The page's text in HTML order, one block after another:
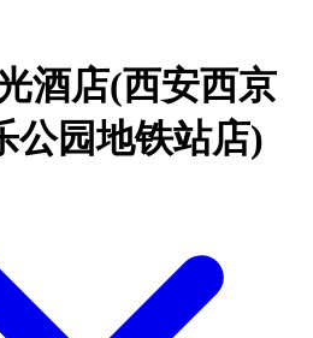
酒店(西安西京
公园地铁站店)